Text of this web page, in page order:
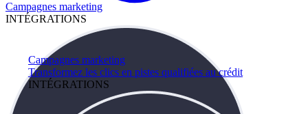
Campagnes marketing
Transformez les clics en pistes qualifiées au crédit
INTÉGRATIONS
Campagnes marketing
INTÉGRATIONS